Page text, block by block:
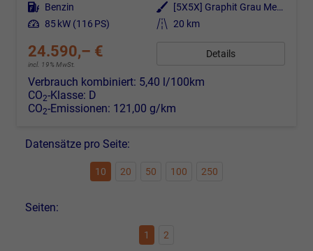
Kraftstoff Benzin Außenfarbe
[5X5X] Graphit Grau Metallic
Leistung 85 kW (116 PS) Kilometerstand 20 km
24.590,– €
incl. 19% MwSt.
Details
Verbrauch kombiniert: 5,40 l/100km
CO2-Klasse: D
CO2-Emissionen: 121,00 g/km
Datensätze pro Seite:
10 20 50 100 250
Seiten:
1 2